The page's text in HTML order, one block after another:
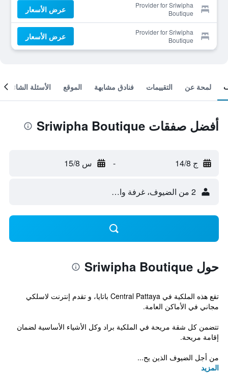
Provider for Sriwipha
Boutique
عرض الأسعار
Provider for Sriwipha
Boutique
عرض الأسعار
لمحة عن التقييمات فنادق مشابهة الموقع الأسئلة الشائعة
أفضل صفقات Sriwipha Boutique
ج 14/8 - س 15/8
2 من الضيوف، غرفة واحدة
حول Sriwipha Boutique
تقع هذه الملكية في Central Pattaya باتايا، و تقدم إنترنت لاسلكي
مجاني في الأماكن العامة.
تتضمن كل شقة مريحة في الملكية براد وكل الأشياء الأساسية لضمان
إقامة مريحة.
من أجل الضيوف الذين يح...
المزيد